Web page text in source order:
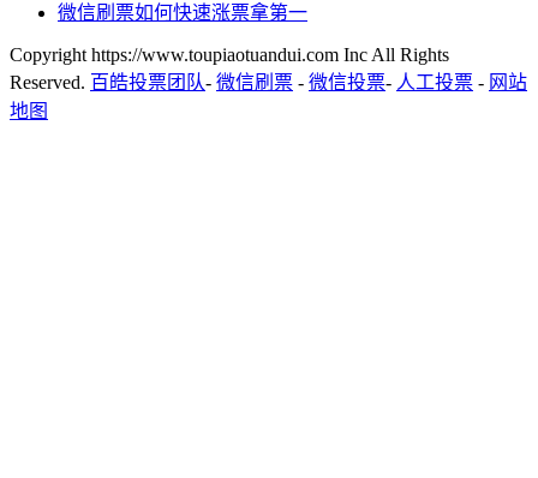
微信刷票如何快速涨票拿第一
Copyright https://www.toupiaotuandui.com Inc All Rights
Reserved. 百皓投票团队- 微信刷票 - 微信投票- 人工投票 - 网站
地图